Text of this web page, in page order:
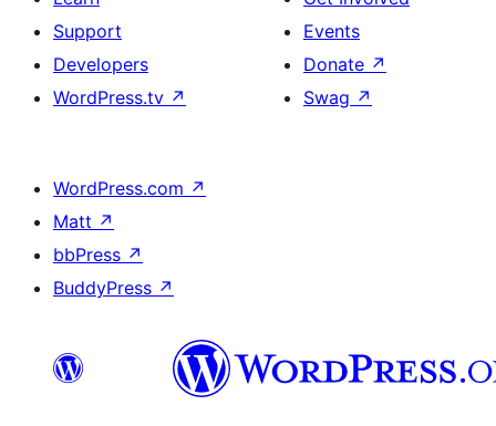
Support
Developers
WordPress.tv ↗
Events
Donate ↗
Swag ↗
WordPress.com ↗
Matt ↗
bbPress ↗
BuddyPress ↗